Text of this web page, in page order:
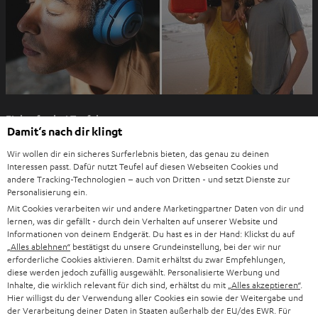
n
m
n
e
u
e
n
T
a
b
ö
Einkaufen bei Teufel
8 Wochen Rückgaberecht
Direkt vom Hersteller
7 Teufel Shops
Audio-Lexikon
Ratgeber
Wissen
Inside
Entertainment
Shop
Im neuen Tab öffnen
Kontakt
Damit‘s nach dir klingt
Wir wollen dir ein sicheres Surferlebnis bieten, das genau zu deinen
Interessen passt. Dafür nutzt Teufel auf diesen Webseiten Cookies und
andere Tracking-Technologien – auch von Dritten - und setzt Dienste zur
Personalisierung ein.
Mit Cookies verarbeiten wir und andere Marketingpartner Daten von dir und
lernen, was dir gefällt - durch dein Verhalten auf unserer Website und
Informationen von deinem Endgerät. Du hast es in der Hand: Klickst du auf
„Alles ablehnen“ bestätigst du unsere Grundeinstellung, bei der wir nur
erforderliche Cookies aktivieren. Damit erhältst du zwar Empfehlungen,
diese werden jedoch zufällig ausgewählt. Personalisierte Werbung und
Inhalte, die wirklich relevant für dich sind, erhältst du mit „Alles akzeptieren“.
Hier willigst du der Verwendung aller Cookies ein sowie der Weitergabe und
der Verarbeitung deiner Daten in Staaten außerhalb der EU/des EWR. Für